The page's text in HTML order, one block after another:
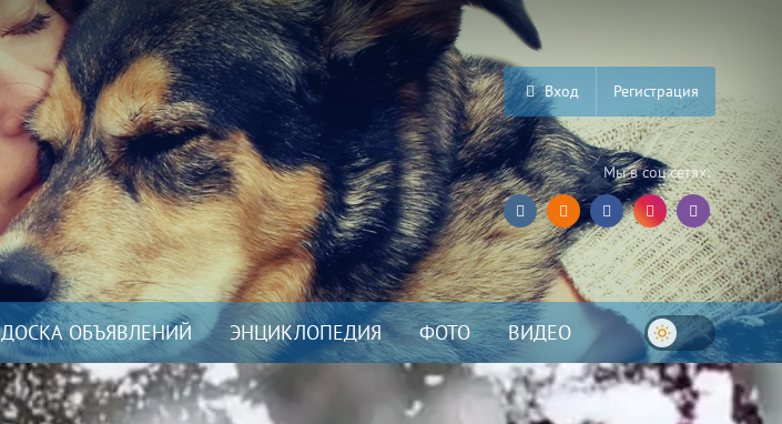
Вход Регистрация
Мы в соц.сетях:
ДОСКА ОБЪЯВЛЕНИЙ ЭНЦИКЛОПЕДИЯ ФОТО ВИДЕО